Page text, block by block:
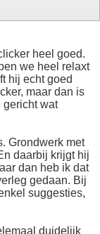
heel goed.
we heel relaxt
hij echt goed
maar dan is
gericht wat
Grondwerk met
daarbij krijgt hij
dan heb ik dat
gedaan. Bij
suggesties,
duidelijk